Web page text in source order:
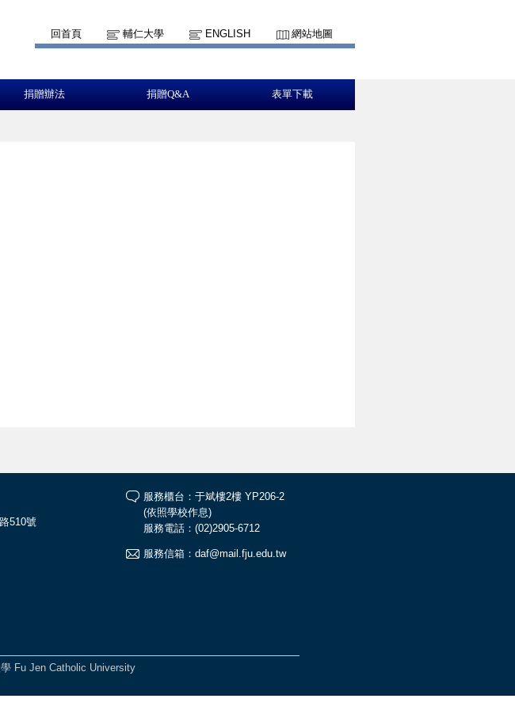
回首頁 輔仁大學 ENGLISH 網站地圖
捐贈辦法 捐贈Q&A 表單下載
510號
服務櫃台：于斌樓2樓 YP206-2
(依照學校作息)
服務電話：(02)2905-6712
服務信箱：daf@mail.fju.edu.tw
Fu Jen Catholic University